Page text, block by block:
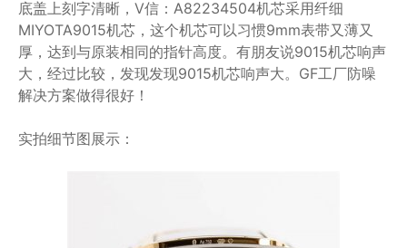
底盖上刻字清晰，V信：A82234504机芯采用纤细
MIYOTA9015机芯，这个机芯可以习惯9mm表带又薄又
厚，达到与原装相同的指针高度。有朋友说9015机芯响声
大，经过比较，发现发现9015机芯响声大。GF工厂防噪
解决方案做得很好！
实拍细节图展示：